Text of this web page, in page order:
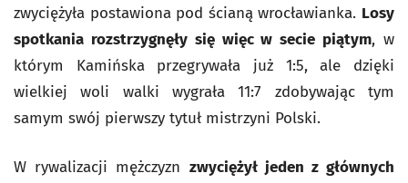
zwyciężyła postawiona pod ścianą wrocławianka. Losy
spotkania rozstrzygnęły się więc w secie piątym, w
którym Kamińska przegrywała już 1:5, ale dzięki
wielkiej woli walki wygrała 11:7 zdobywając tym
samym swój pierwszy tytuł mistrzyni Polski.
W rywalizacji mężczyzn zwyciężył jeden z głównych